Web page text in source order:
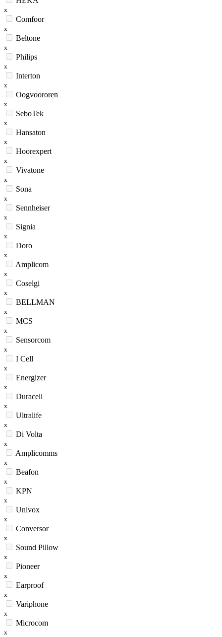
x
Comfoor
x
Beltone
x
Philips
x
Interton
x
Oogvoororen
x
SeboTek
x
Hansaton
x
Hoorexpert
x
Vivatone
x
Sona
x
Sennheiser
x
Signia
x
Doro
x
Amplicom
x
Coselgi
x
BELLMAN
x
MCS
x
Sensorcom
x
I Cell
x
Energizer
x
Duracell
x
Ultralife
x
Di Volta
x
Amplicomms
x
Beafon
x
KPN
x
Univox
x
Conversor
x
Sound Pillow
x
Pioneer
x
Earproof
x
Variphone
x
Microcom
x